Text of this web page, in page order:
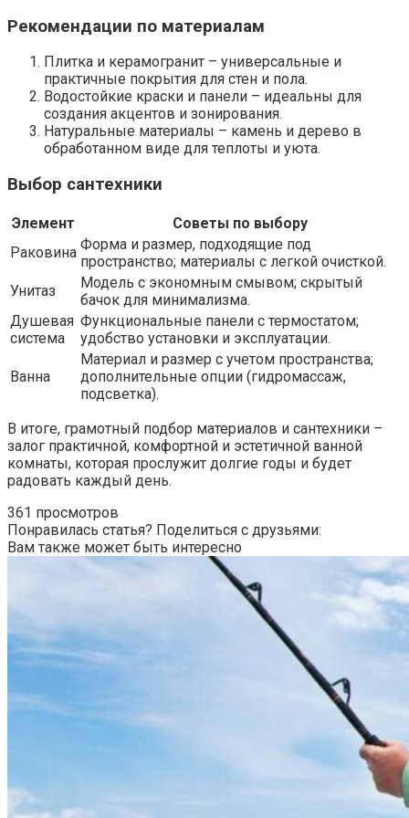
Рекомендации по материалам
Плитка и керамогранит – универсальные и
практичные покрытия для стен и пола.
Водостойкие краски и панели – идеальны для
создания акцентов и зонирования.
Натуральные материалы – камень и дерево в
обработанном виде для теплоты и уюта.
Выбор сантехники
Элемент
Советы по выбору
Раковина Форма и размер, подходящие под
пространство; материалы с легкой очисткой.
Унитаз
Модель с экономным смывом; скрытый
бачок для минимализма.
Душевая
система
Функциональные панели с термостатом;
удобство установки и эксплуатации.
Ванна
Материал и размер с учетом пространства;
дополнительные опции (гидромассаж,
подсветка).
В итоге, грамотный подбор материалов и сантехники –
залог практичной, комфортной и эстетичной ванной
комнаты, которая прослужит долгие годы и будет
радовать каждый день.
361 просмотров
Понравилась статья? Поделиться с друзьями:
Вам также может быть интересно